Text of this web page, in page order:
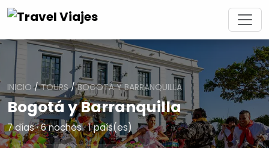
INICIO /TOURS/BOGOTÁ Y BARRANQUILLA
Bogotá y Barranquilla
7 días · 6 noches · 1 país(es)